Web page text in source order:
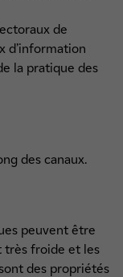
de
d’information
la pratique des
des canaux.
peuvent être
très froide et les
des propriétés